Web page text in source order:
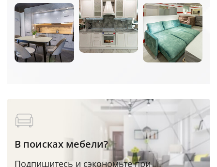
В поисках мебели?
Подпишитесь и сэкономьте при